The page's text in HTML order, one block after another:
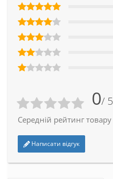
0/ 5
Середній рейтинг товару
Написати відгук